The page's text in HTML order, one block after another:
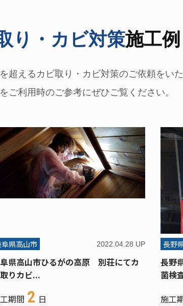
り・カビ対策施工例
超えるカビ取り・カビ対策のご依頼をい
ご利用時のご参考にぜひご覧ください。
阜県高山市 2022.04.28 UP
県高山市ひるがの高原 別荘にてカ
りカビ...
期間 2 日
長野
長野
菌検
施工